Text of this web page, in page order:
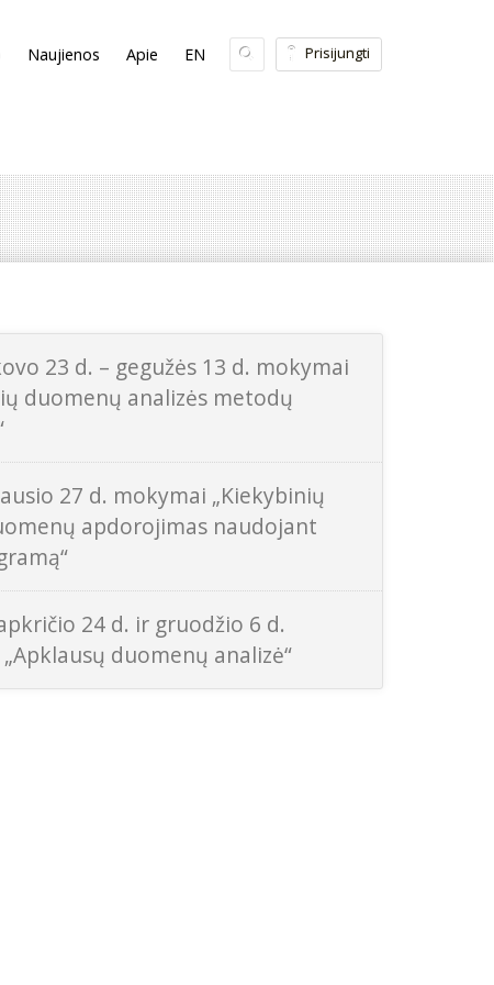
Prisijungti
Naujienos Apie EN
23 d. – gegužės 13 d. mokymai
duomenų analizės metodų
27 d. mokymai „Kiekybinių
apdorojimas naudojant
24 d. ir gruodžio 6 d.
duomenų analizė“